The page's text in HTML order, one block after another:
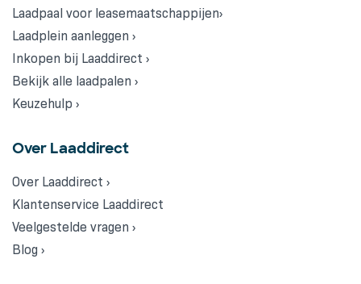
Laadpaal voor leasemaatschappijen›
Laadplein aanleggen ›
Inkopen bij Laaddirect ›
Bekijk alle laadpalen ›
Keuzehulp ›
Over Laaddirect
Over Laaddirect ›
Klantenservice Laaddirect
Veelgestelde vragen ›
Blog ›